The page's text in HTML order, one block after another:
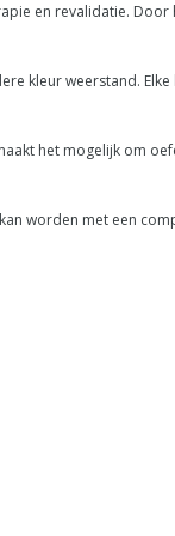
en revalidatie. Door
kleur weerstand. Elke
het mogelijk om
worden met een